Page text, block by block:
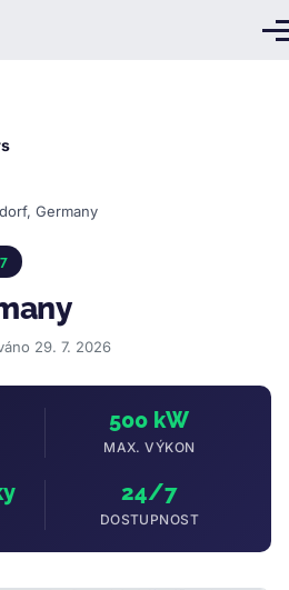
Germany
29. 7. 2026
500 kW
MAX. VÝKON
24/7
DOSTUPNOST